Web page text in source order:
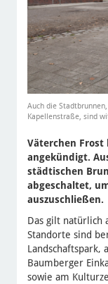
Auch die
Kapellenstraße, sind
Väterchen Frost
angekündigt.
städtischen
abgeschaltet,
auszuschließen.
Das gilt natürlich
Standorte sind
Landschaftspark,
Baumberger
sowie am